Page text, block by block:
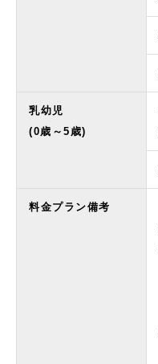
乳幼児
(0歳～5歳)
料金プラン備考